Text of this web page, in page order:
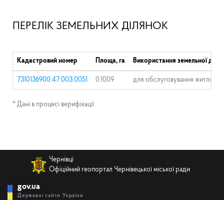
ПЕРЕЛІК ЗЕМЕЛЬНИХ ДІЛЯНОК
Кадастровий номер Площа, га Використання земельної
7310136900:47:003:0051 0.1009 для обслуговування
* Дані в процесі верифікації
Чернівці
Офіційний геопортал Чернівецької міської ради
gov.ua
Державні сайти України